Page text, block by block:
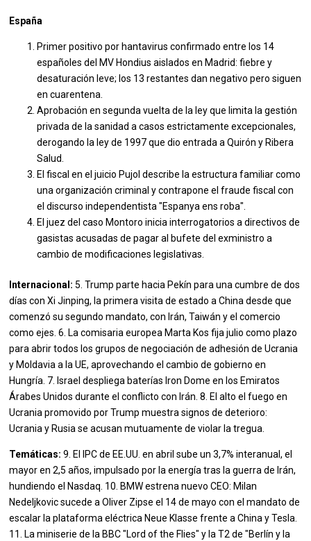
España
Primer positivo por hantavirus confirmado entre los 14
españoles del MV Hondius aislados en Madrid: fiebre y
desaturación leve; los 13 restantes dan negativo pero siguen
en cuarentena.
Aprobación en segunda vuelta de la ley que limita la gestión
privada de la sanidad a casos estrictamente excepcionales,
derogando la ley de 1997 que dio entrada a Quirón y Ribera
Salud.
El fiscal en el juicio Pujol describe la estructura familiar como
una organización criminal y contrapone el fraude fiscal con
el discurso independentista "Espanya ens roba".
El juez del caso Montoro inicia interrogatorios a directivos de
gasistas acusadas de pagar al bufete del exministro a
cambio de modificaciones legislativas.
Internacional: 5. Trump parte hacia Pekín para una cumbre de dos
días con Xi Jinping, la primera visita de estado a China desde que
comenzó su segundo mandato, con Irán, Taiwán y el comercio
como ejes. 6. La comisaria europea Marta Kos fija julio como plazo
para abrir todos los grupos de negociación de adhesión de Ucrania
y Moldavia a la UE, aprovechando el cambio de gobierno en
Hungría. 7. Israel despliega baterías Iron Dome en los Emiratos
Árabes Unidos durante el conflicto con Irán. 8. El alto el fuego en
Ucrania promovido por Trump muestra signos de deterioro:
Ucrania y Rusia se acusan mutuamente de violar la tregua.
Temáticas: 9. El IPC de EE.UU. en abril sube un 3,7% interanual, el
mayor en 2,5 años, impulsado por la energía tras la guerra de Irán,
hundiendo el Nasdaq. 10. BMW estrena nuevo CEO: Milan
Nedeljkovic sucede a Oliver Zipse el 14 de mayo con el mandato de
escalar la plataforma eléctrica Neue Klasse frente a China y Tesla.
11. La miniserie de la BBC "Lord of the Flies" y la T2 de "Berlín y la